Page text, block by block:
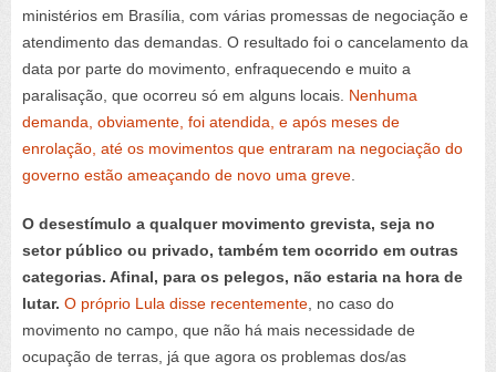
ministérios em Brasília, com várias promessas de negociação e
atendimento das demandas. O resultado foi o cancelamento da
data por parte do movimento, enfraquecendo e muito a
paralisação, que ocorreu só em alguns locais. Nenhuma
demanda, obviamente, foi atendida, e após meses de
enrolação, até os movimentos que entraram na negociação do
governo estão ameaçando de novo uma greve
O desestímulo a qualquer movimento grevista, seja no
setor público ou privado, também tem ocorrido em outras
categorias. Afinal, para os pelegos, não estaria na hora de
lutar. O próprio Lula disse recentemente , no caso do
movimento no campo, que não há mais necessidade de
ocupação de terras, já que agora os problemas dos/as